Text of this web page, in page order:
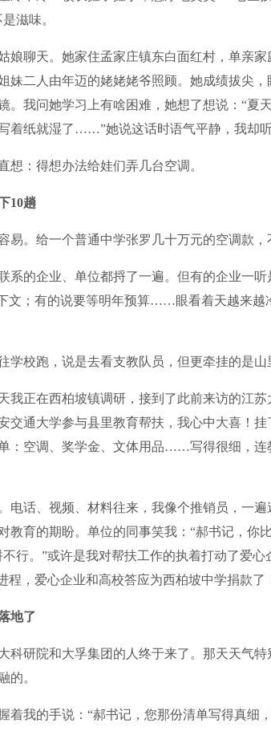
滋味。
聊天。她家住孟家庄镇东白面红村，单亲家
妹二人由年迈的姥姥姥爷照顾。她成绩拔尖，
。我问她学习上有啥困难，她想了想说：“夏
着纸就湿了……”她说这话时语气平静，我却听
：得想办法给娃们弄几台空调。
10趟
。给一个普通中学张罗几十万元的空调款，
的企业、单位都捋了一遍。但有的企业一听
文；有的说要等明年预算……眼看着天越来越
校跑，说是去看支教队员，但更牵挂的是山
正在西柏坡镇调研，接到了此前来访的江苏
交通大学参与县里教育帮扶，我心中大喜！
：空调、奖学金、文体用品……写得很细，连
话、视频、材料往来，我像个推销员，一遍
教育的期盼。单位的同事笑我：“郝书记，你
行。”或许是我对帮扶工作的执着打动了爱心
程，爱心企业和高校答应为西柏坡中学捐款了
地了
研院和大孚集团的人终于来了。那天天气特
的。
我的手说：“郝书记，您那份清单写得真细